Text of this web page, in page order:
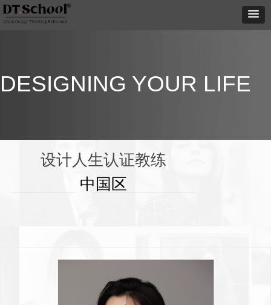
DESIGNING YOUR LIFE
设计人生认证教练
中国区